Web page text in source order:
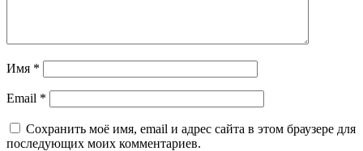
Имя *
Email *
Сохранить моё имя, email и адрес сайта в этом браузере для
последующих моих комментариев.